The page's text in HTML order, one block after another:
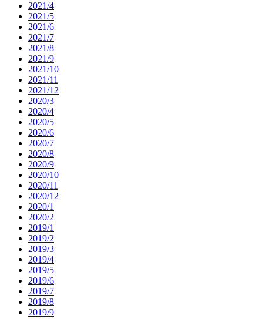
2021/4
2021/5
2021/6
2021/7
2021/8
2021/9
2021/10
2021/11
2021/12
2020/3
2020/4
2020/5
2020/6
2020/7
2020/8
2020/9
2020/10
2020/11
2020/12
2020/1
2020/2
2019/1
2019/2
2019/3
2019/4
2019/5
2019/6
2019/7
2019/8
2019/9